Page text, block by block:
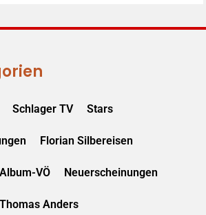
Schlager TV Stars
Florian Silbereisen
Album-VÖ Neuerscheinungen
Thomas Anders